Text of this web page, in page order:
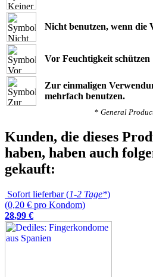
Nicht benutzen, wenn die
Vor Feuchtigkeit schützen
Zur einmaligen
mehrfach benutzen.
* General
Kunden, die dieses
haben, haben auch
gekauft:
Sofort lieferbar (1-2 Tage*)
(0,20 € pro Kondom)
28,99 €